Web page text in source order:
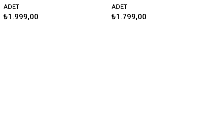
ADET
₺1.999,00
ADET
₺1.799,00